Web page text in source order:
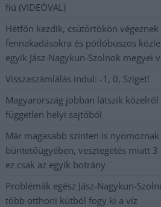
fiú (VIDEÓVAL)
Hétfőn kezdik, csütörtökön
fennakadásokra és pótlóbuszos
egyik Jász-Nagykun-Szolnok megyei
Visszaszámlálás indul: -1, 0, Sziget!
Magyarország jobban látszik
független helyi sajtóból
Már magasabb szinten is
büntetőügyében, vesztegetés miatt
ez csak az egyik botrány
Problémák egész Jász-Nagykun-
több otthoni kútból fogy ki a víz